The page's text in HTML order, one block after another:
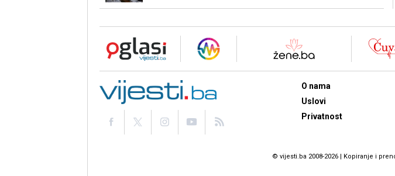
O nama
Uslovi
Privatnost
© vijesti.ba 2008-2026 | Kopiranje i